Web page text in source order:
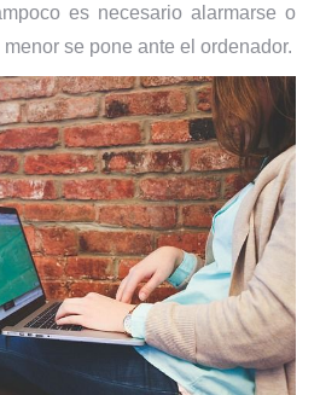
es necesario alarmarse o
se pone ante el ordenador.